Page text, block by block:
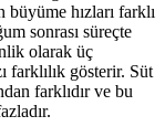
hızları farklı
sonrası süreçte
olarak üç
farklılık gösterir. Süt
farklıdır ve bu